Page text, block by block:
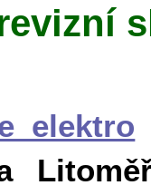
elektro